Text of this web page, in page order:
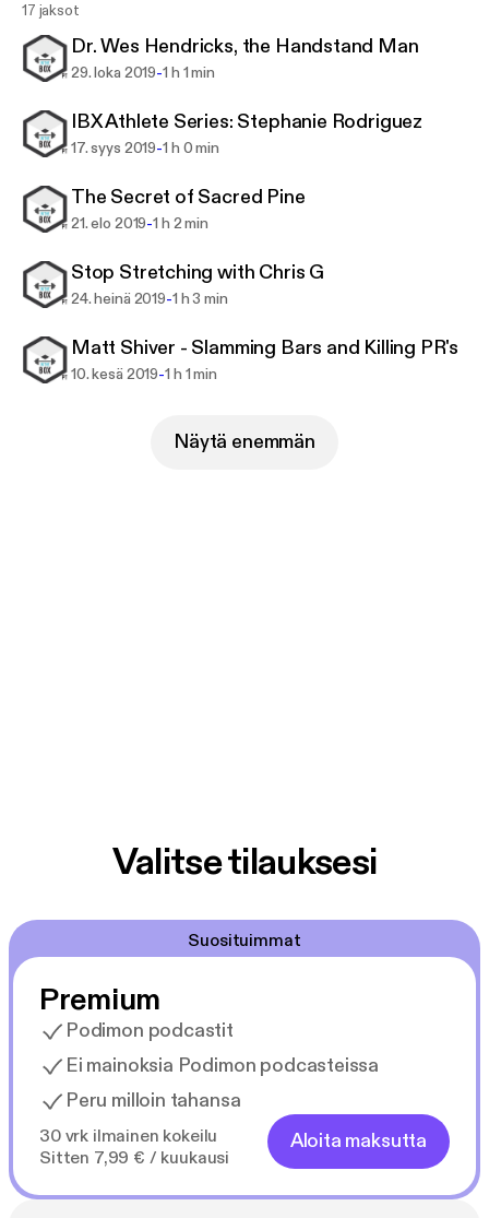
17 jaksot
Dr. Wes Hendricks, the Handstand Man
29. loka 2019-1 h 1 min
IBX Athlete Series: Stephanie Rodriguez
17. syys 2019-1 h 0 min
The Secret of Sacred Pine
21. elo 2019-1 h 2 min
Stop Stretching with Chris G
24. heinä 2019-1 h 3 min
Matt Shiver - Slamming Bars and Killing PR's
10. kesä 2019-1 h 1 min
Näytä enemmän
Valitse tilauksesi
Suosituimmat
Premium
Podimon podcastit
Ei mainoksia Podimon podcasteissa
Peru milloin tahansa
30 vrk ilmainen kokeilu
Sitten 7,99 € / kuukausi
Aloita maksutta